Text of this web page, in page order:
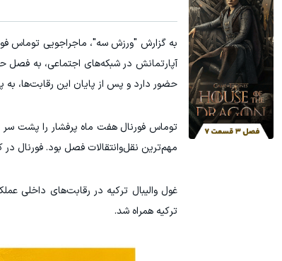
به گزارش "ورزش سه"، ماجراجویی توماس
آپارتمانش در شبکه‌های اجتماعی، به فصل
حضور دارد و پس از پایان این رقابت‌ها،
مهم‌ترین نقل‌وانتقالات فصل بود. فورنال
غول والیبال ترکیه در رقابت‌های
ترکیه همراه شد.